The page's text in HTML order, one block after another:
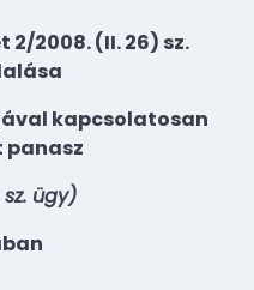
2008. (II. 26) sz.
kapcsolatosan
ügy)